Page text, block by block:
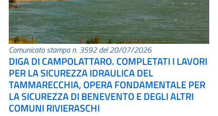
Comunicato stampa n. 3592 del 20/07/2026
DIGA DI CAMPOLATTARO. COMPLETATI I LAVORI
PER LA SICUREZZA IDRAULICA DEL
TAMMARECCHIA, OPERA FONDAMENTALE PER
LA SICUREZZA DI BENEVENTO E DEGLI ALTRI
COMUNI RIVIERASCHI